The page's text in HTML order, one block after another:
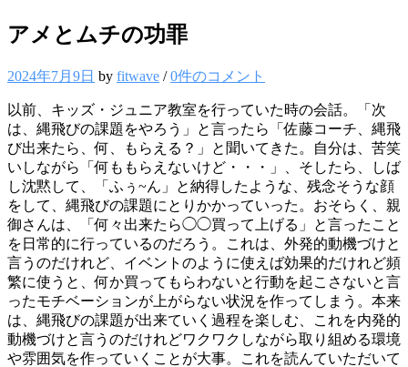
アメとムチの功罪
2024年7月9日 by fitwave /0件のコメント
以前、キッズ・ジュニア教室を行っていた時の会話。「次
は、縄飛びの課題をやろう」と言ったら「佐藤コーチ、縄飛
び出来たら、何、もらえる？」と聞いてきた。自分は、苦笑
いしながら「何ももらえないけど・・・」、そしたら、しば
し沈黙して、「ふぅ~ん」と納得したような、残念そうな顔
をして、縄飛びの課題にとりかかっていった。おそらく、親
御さんは、「何々出来たら◯◯買って上げる」と言ったこと
を日常的に行っているのだろう。これは、外発的動機づけと
言うのだけれど、イベントのように使えば効果的だけれど頻
繁に使うと、何か買ってもらわないと行動を起こさないと言
ったモチベーションが上がらない状況を作ってしまう。本来
は、縄飛びの課題が出来ていく過程を楽しむ、これを内発的
動機づけと言うのだけれどワクワクしながら取り組める環境
や雰囲気を作っていくことが大事。これを読んていただいて